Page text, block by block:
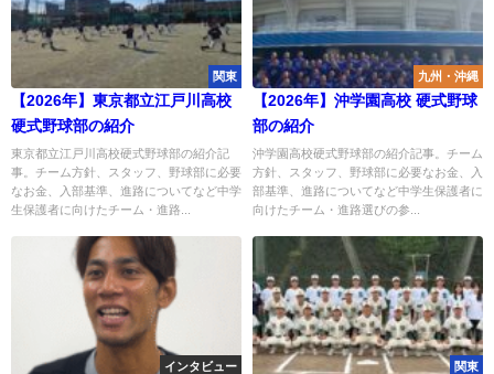
関東
【2026年】東京都立江戸川高校
硬式野球部の紹介
東京都立江戸川高校硬式野球部の紹介記
事。チーム方針、スタッフ、野球部に必要
なお金、入部基準、進路についてなど中学
生保護者に向けたチーム・進路...
九州・沖縄
【2026年】沖学園高校 硬式野球
部の紹介
沖学園高校硬式野球部の紹介記事。チーム
方針、スタッフ、野球部に必要なお金、入
部基準、進路についてなど中学生保護者に
向けたチーム・進路選びの参...
インタビュー 関東